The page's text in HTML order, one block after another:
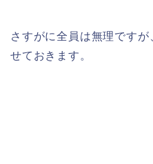
さすがに全員は無理です
せておきます。